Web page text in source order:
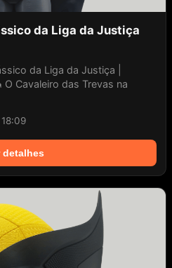
da Liga da Justiça
da Liga da Justiça |
Cavaleiro das Trevas na
18:09
detalhes